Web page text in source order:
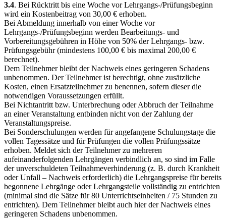
3.4. Bei Rücktritt bis eine Woche vor Lehrgangs-/Prüfungsbeginn
wird ein Kostenbeitrag von 30,00 € erhoben.
Bei Abmeldung innerhalb von einer Woche vor
Lehrgangs-/Prüfungsbeginn werden Bearbeitungs- und
Vorbereitungsgebühren in Höhe von 50% der Lehrgangs- bzw.
Prüfungsgebühr (mindestens 100,00 € bis maximal 200,00 €
berechnet).
Dem Teilnehmer bleibt der Nachweis eines geringeren Schadens
unbenommen. Der Teilnehmer ist berechtigt, ohne zusätzliche
Kosten, einen Ersatzteilnehmer zu benennen, sofern dieser die
notwendigen Voraussetzungen erfüllt.
Bei Nichtantritt bzw. Unterbrechung oder Abbruch der Teilnahme
an einer Veranstaltung entbinden nicht von der Zahlung der
Veranstaltungspreise.
Bei Sonderschulungen werden für angefangene Schulungstage die
vollen Tagessätze und für Prüfungen die vollen Prüfungssätze
erhoben. Meldet sich der Teilnehmer zu mehreren
aufeinanderfolgenden Lehrgängen verbindlich an, so sind im Falle
der unverschuldeten Teilnahmeverhinderung (z. B. durch Krankheit
oder Unfall – Nachweis erforderlich) die Lehrgangspreise für bereits
begonnene Lehrgänge oder Lehrgangsteile vollständig zu entrichten
(minimal sind die Sätze für 80 Unterrichtseinheiten / 75 Stunden zu
entrichten). Dem Teilnehmer bleibt auch hier der Nachweis eines
geringeren Schadens unbenommen.